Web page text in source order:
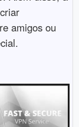
amigos ou